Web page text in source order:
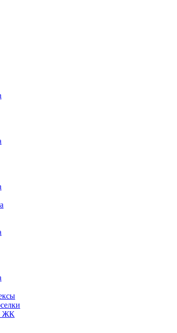
ЖК